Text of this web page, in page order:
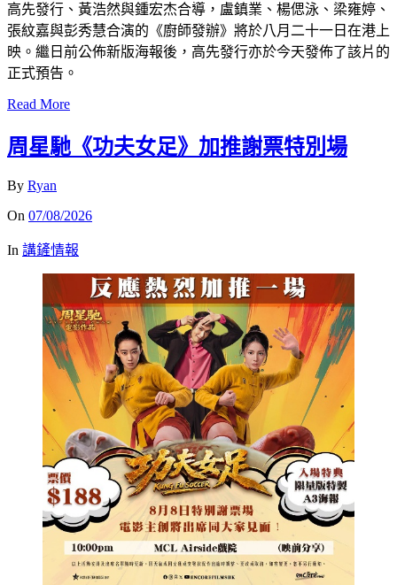
高先發行、黃浩然與鍾宏杰合導，盧鎮業、楊偲泳、梁雍婷、
張紋嘉與彭秀慧合演的《廚師發辦》將於八月二十一日在港上
映。繼日前公佈新版海報後，高先發行亦於今天發佈了該片的
正式預告。
Read More
周星馳《功夫女足》加推謝票特別場
By Ryan
On 07/08/2026
In 講鏟情報